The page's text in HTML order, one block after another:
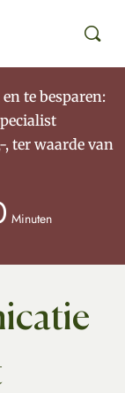
te besparen:
ter waarde van
Minuten